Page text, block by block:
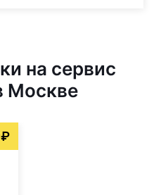
на сервис
Москве